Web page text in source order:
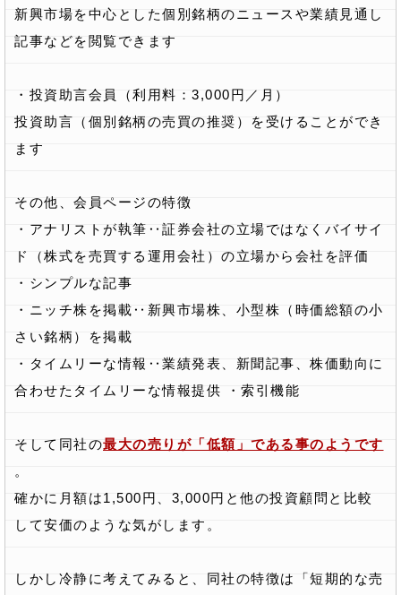
新興市場を中心とした個別銘柄のニュースや業績見通し
記事などを閲覧できます
・投資助言会員（利用料：3,000円／月）
投資助言（個別銘柄の売買の推奨）を受けることができ
ます
その他、会員ページの特徴
・アナリストが執筆‥証券会社の立場ではなくバイサイ
ド（株式を売買する運用会社）の立場から会社を評価
・シンプルな記事
・ニッチ株を掲載‥新興市場株、小型株（時価総額の小
さい銘柄）を掲載
・タイムリーな情報‥業績発表、新聞記事、株価動向に
合わせたタイムリーな情報提供 ・索引機能
そして同社の最大の売りが「低額」である事のようです
。
確かに月額は1,500円、3,000円と他の投資顧問と比較
して安価のような気がします。
しかし冷静に考えてみると、同社の特徴は「短期的な売